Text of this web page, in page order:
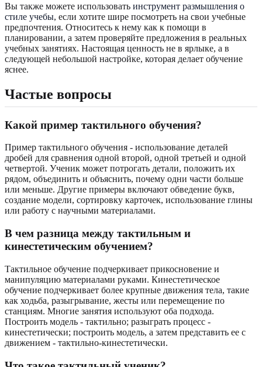
Вы также можете использовать инструмент размышления о
стиле учебы, если хотите шире посмотреть на свои учебные
предпочтения. Относитесь к нему как к помощи в
планировании, а затем проверяйте предложения в реальных
учебных занятиях. Настоящая ценность не в ярлыке, а в
следующей небольшой настройке, которая делает обучение
яснее.
Частые вопросы
Какой пример тактильного обучения?
Пример тактильного обучения - использование деталей
дробей для сравнения одной второй, одной третьей и одной
четвертой. Ученик может потрогать детали, положить их
рядом, объединить и объяснить, почему одни части больше
или меньше. Другие примеры включают обведение букв,
создание модели, сортировку карточек, использование глины
или работу с научными материалами.
В чем разница между тактильным и
кинестетическим обучением?
Тактильное обучение подчеркивает прикосновение и
манипуляцию материалами руками. Кинестетическое
обучение подчеркивает более крупные движения тела, такие
как ходьба, разыгрывание, жесты или перемещение по
станциям. Многие занятия используют оба подхода.
Построить модель - тактильно; разыграть процесс -
кинестетически; построить модель, а затем представить ее с
движением - тактильно-кинестетически.